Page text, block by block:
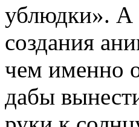
ублюдки». А
создания
чем именно
дабы